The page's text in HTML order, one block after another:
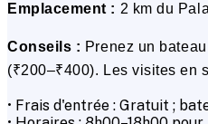
Emplacement : 2 km du
Conseils : Prenez un
(₹200–₹400). Les visites en
• Frais d'entrée : Gratuit ;